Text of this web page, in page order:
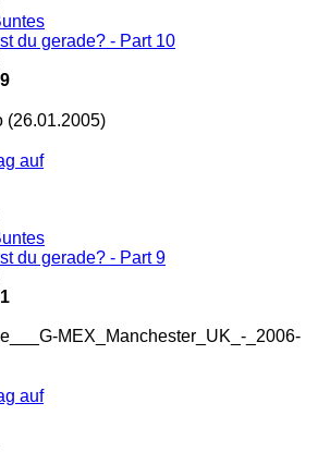
du gerade? - Part 10
(26.01.2005)
auf
du gerade? - Part 9
MEX_Manchester_UK_-_2006-
auf